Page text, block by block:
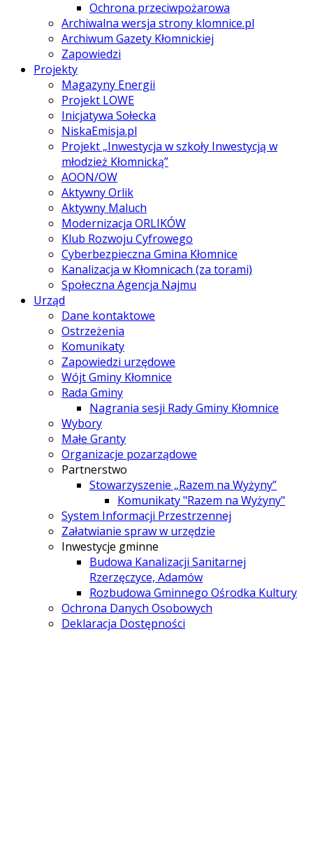
Ochrona przeciwpożarowa
Archiwalna wersja strony klomnice.pl
Archiwum Gazety Kłomnickiej
Zapowiedzi
Projekty
Magazyny Energii
Projekt LOWE
Inicjatywa Sołecka
NiskaEmisja.pl
Projekt „Inwestycja w szkoły Inwestycją w
młodzież Kłomnicką”
AOON/OW
Aktywny Orlik
Aktywny Maluch
Modernizacja ORLIKÓW
Klub Rozwoju Cyfrowego
Cyberbezpieczna Gmina Kłomnice
Kanalizacja w Kłomnicach (za torami)
Społeczna Agencja Najmu
Urząd
Dane kontaktowe
Ostrzeżenia
Komunikaty
Zapowiedzi urzędowe
Wójt Gminy Kłomnice
Rada Gminy
Nagrania sesji Rady Gminy Kłomnice
Wybory
Małe Granty
Organizacje pozarządowe
Partnerstwo
Stowarzyszenie „Razem na Wyżyny”
Komunikaty "Razem na Wyżyny"
System Informacji Przestrzennej
Załatwianie spraw w urzędzie
Inwestycje gminne
Budowa Kanalizacji Sanitarnej
Rzerzęczyce, Adamów
Rozbudowa Gminnego Ośrodka Kultury
Ochrona Danych Osobowych
Deklaracja Dostępności